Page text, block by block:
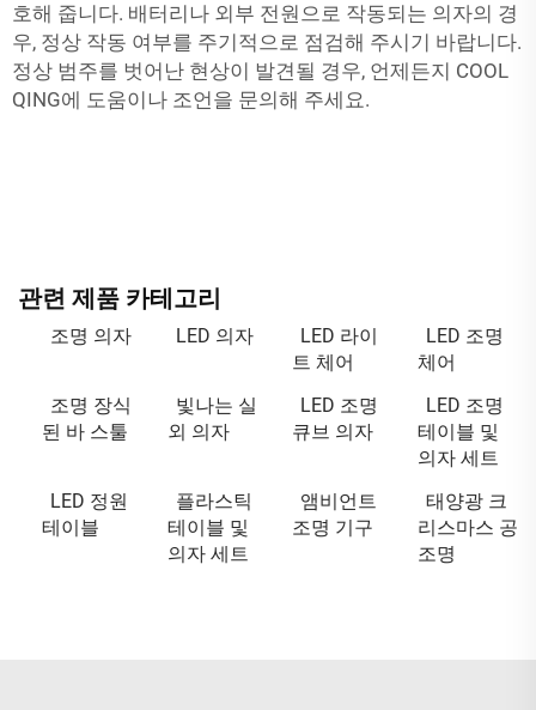
호해 줍니다. 배터리나 외부 전원으로 작동되는 의자의 경
우, 정상 작동 여부를 주기적으로 점검해 주시기 바랍니다.
정상 범주를 벗어난 현상이 발견될 경우, 언제든지 COOL
QING에 도움이나 조언을 문의해 주세요.
관련 제품 카테고리
조명 의자 LED 의자
LED 라이
트 체어
LED 조명
체어
조명 장식
된 바 스툴
빛나는 실
외 의자
LED 조명
큐브 의자
LED 조명
테이블 및
의자 세트
LED 정원
테이블
플라스틱
테이블 및
의자 세트
앰비언트
조명 기구
태양광 크
리스마스 공
조명